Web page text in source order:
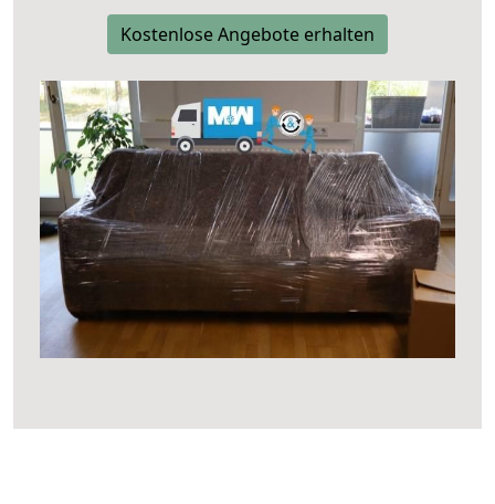
Kostenlose Angebote erhalten